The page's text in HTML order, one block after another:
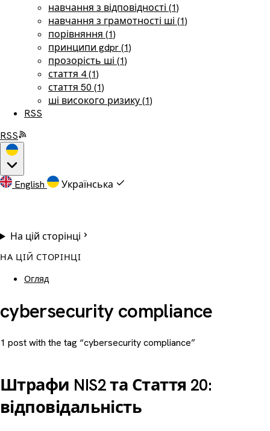
навчання з відповідності (1)
навчання з грамотності ші (1)
порівняння (1)
принципи gdpr (1)
прозорість ші (1)
стаття 4 (1)
стаття 50 (1)
ші високого ризику (1)
RSS
RSS
English Українська
На цій сторінці
НА ЦІЙ СТОРІНЦІ
Огляд
cybersecurity compliance
1 post with the tag “cybersecurity compliance”
Штрафи NIS2 та Стаття 20:
відповідальність